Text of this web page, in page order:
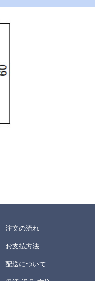
注文の流れ
お支払方法
配送について